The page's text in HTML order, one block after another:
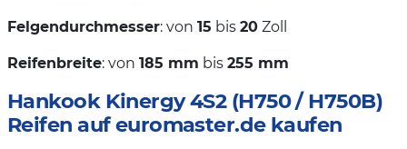
Felgendurchmesser: von 15 bis 20 Zoll
Reifenbreite: von 185 mm bis 255 mm
Hankook Kinergy 4S2 (H750 / H750B)
Reifen auf euromaster.de kaufen